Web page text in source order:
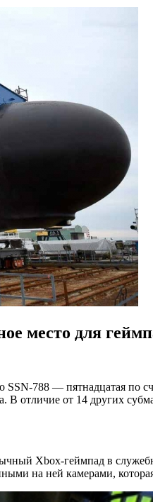
место для
788 — пятнадцатая по
В отличие от 14 других
Xbox-геймпад в
на ней камерами,